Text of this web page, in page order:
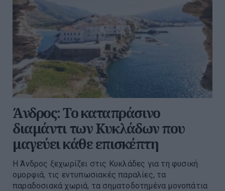
Άνδρος: Το καταπράσινο
διαμάντι των Κυκλάδων που
μαγεύει κάθε επισκέπτη
Η Άνδρος ξεχωρίζει στις Κυκλάδες για τη φυσική
ομορφιά, τις εντυπωσιακές παραλίες, τα
παραδοσιακά χωριά, τα σηματοδοτημένα μονοπάτια